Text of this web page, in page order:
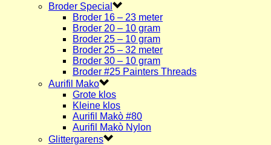
Broder Special
Broder 16 – 23 meter
Broder 20 – 10 gram
Broder 25 – 10 gram
Broder 25 – 32 meter
Broder 30 – 10 gram
Broder #25 Painters Threads
Aurifil Mako
Grote klos
Kleine klos
Aurifil Makò #80
Aurifil Makò Nylon
Glittergarens